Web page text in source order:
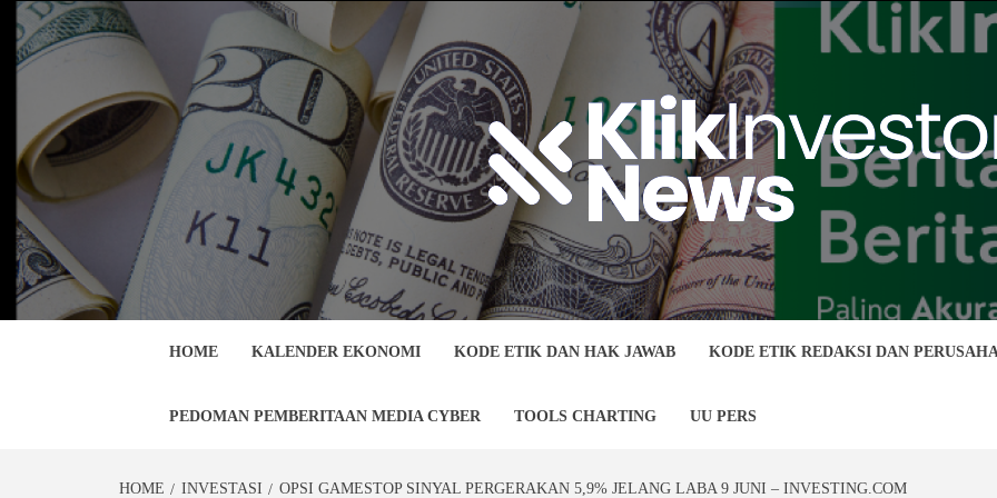
Skip
content
HOME KALENDER EKONOMI KODE ETIK DAN HAK JAWAB KODE ETIK REDAKSI DAN
PEDOMAN PEMBERITAAN MEDIA CYBER TOOLS CHARTING UU PERS
HOME INVESTASI OPSI GAMESTOP SINYAL PERGERAKAN 5,9% JELANG LABA 9 JUNI – INVESTING.COM